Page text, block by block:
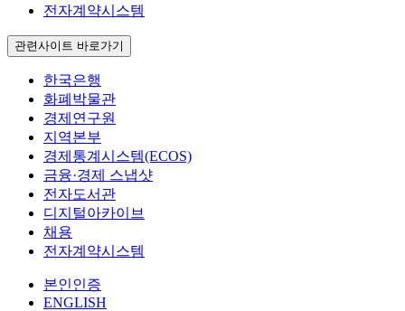
전자계약시스템
관련사이트 바로가기
한국은행
화폐박물관
경제연구원
지역본부
경제통계시스템(ECOS)
금융·경제 스냅샷
전자도서관
디지털아카이브
채용
전자계약시스템
본인인증
ENGLISH